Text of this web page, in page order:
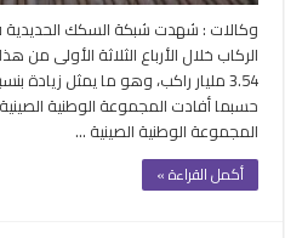
وكالات : شهدت شبكة السكك الحديدية
الركاب خلال الأرباع الثلاثة الأولى من
حسبما أفادت المجموعة الوطنية
المجموعة الوطنية الصينية …
أكمل القراءة »